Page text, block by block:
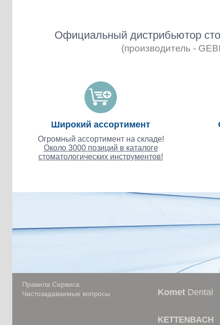
Официальный дистрибьютор
(производитель -
Широкий ассортимент
Огромный ассортимент на складе!
Около 3000 позиций в каталоге
стоматологических инструментов!
Правила Сервиса
Частозадаваемые вопросы
Komet Dental
KETTENBACH